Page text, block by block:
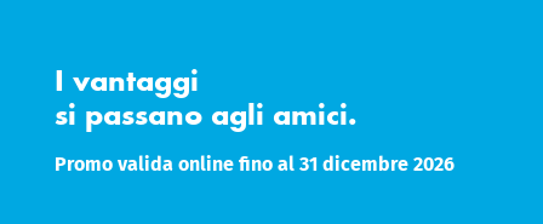
I vantaggi
si passano agli amici.
Promo valida online fino al 31 dicembre 2026